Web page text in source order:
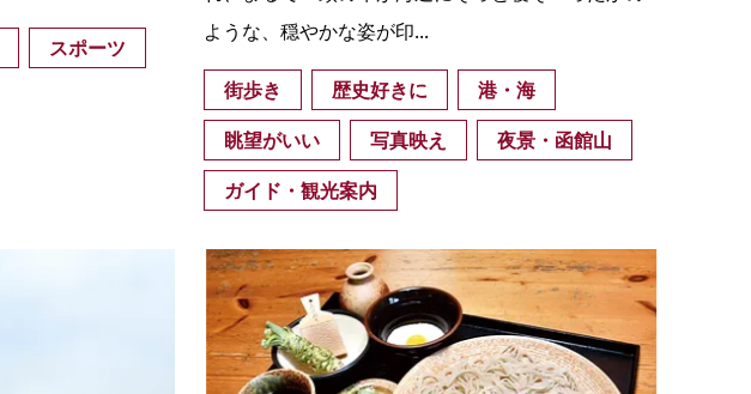
スポーツ
ような、穏やかな姿が印...
街歩き 歴史好きに
港・海
眺望がいい
写真映え
夜景・函館山
ガイド・観光案内